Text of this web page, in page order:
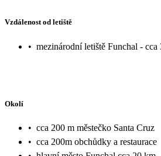
Vzdálenost od letiště
• mezinárodní letiště Funchal - cca
Okolí
• cca 200 m městečko Santa Cruz
• cca 200m obchůdky a restaurace